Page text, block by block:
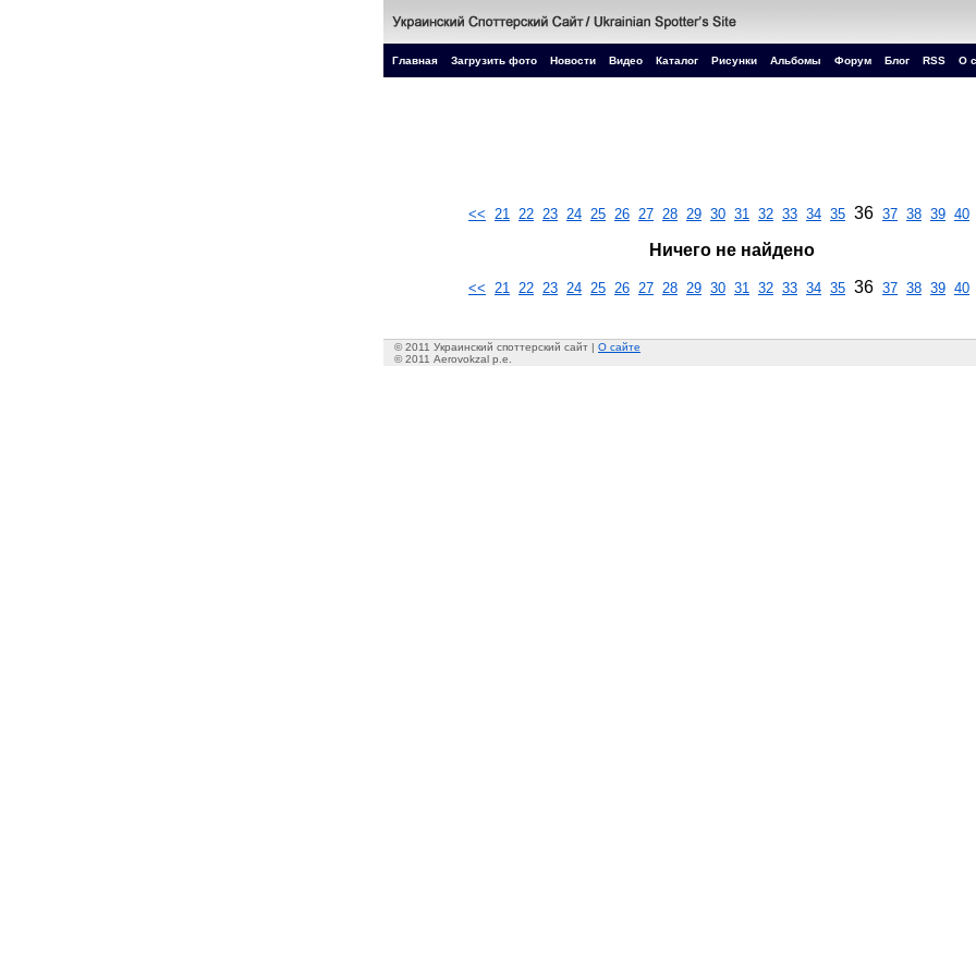
Главная Загрузить фото Новости Видео Каталог Рисунки Альбомы Форум Блог RSS О
<< 21 22 23 24 25 26 27 28 29 30 31 32 33 34 35 36 37 38 39 40
Ничего не найдено
<< 21 22 23 24 25 26 27 28 29 30 31 32 33 34 35 36 37 38 39 40
© 2011 Украинский споттерский сайт | О сайте
© 2011 Aerovokzal p.e.